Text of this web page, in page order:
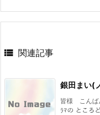
 関連記事
銀田まい(
皆様 こんば
ﾗﾏの ところ